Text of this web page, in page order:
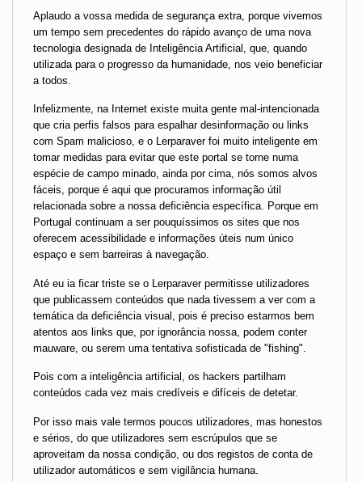
Aplaudo a vossa medida de segurança extra, porque vivemos
um tempo sem precedentes do rápido avanço de uma nova
tecnologia designada de Inteligência Artificial, que, quando
utilizada para o progresso da humanidade, nos veio beneficiar
a todos.
Infelizmente, na Internet existe muita gente mal-intencionada
que cria perfis falsos para espalhar desinformação ou links
com Spam malicioso, e o Lerparaver foi muito inteligente em
tomar medidas para evitar que este portal se torne numa
espécie de campo minado, ainda por cima, nós somos alvos
fáceis, porque é aqui que procuramos informação útil
relacionada sobre a nossa deficiência específica. Porque em
Portugal continuam a ser pouquíssimos os sites que nos
oferecem acessibilidade e informações úteis num único
espaço e sem barreiras à navegação.
Até eu ia ficar triste se o Lerparaver permitisse utilizadores
que publicassem conteúdos que nada tivessem a ver com a
temática da deficiência visual, pois é preciso estarmos bem
atentos aos links que, por ignorância nossa, podem conter
mauware, ou serem uma tentativa sofisticada de "fishing".
Pois com a inteligência artificial, os hackers partilham
conteúdos cada vez mais credíveis e difíceis de detetar.
Por isso mais vale termos poucos utilizadores, mas honestos
e sérios, do que utilizadores sem escrúpulos que se
aproveitam da nossa condição, ou dos registos de conta de
utilizador automáticos e sem vigilância humana.